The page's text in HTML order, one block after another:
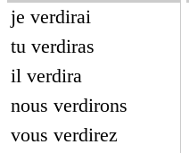
je verdirai
tu verdiras
il verdira
nous verdirons
vous verdirez